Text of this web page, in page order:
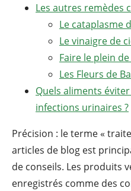
Les autres remèdes
Le cataplasme
Le vinaigre de
Faire le plein
Les Fleurs de
Quels aliments
infections urinaires ?
Précision : le terme «
articles de blog est
de conseils. Les produits
enregistrés comme des